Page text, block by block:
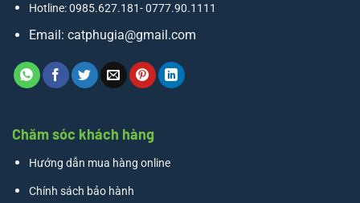
Hotline: 0985.627.181- 0777.90.1111
Email: catphugia@gmail.com
Chăm sóc khách hàng
Hướng dẫn mua hàng online
Chính sách bảo hành